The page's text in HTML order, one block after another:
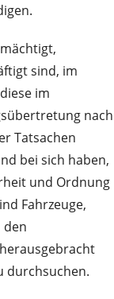
sind, im
im
nach
Tatsachen
bei sich haben,
und Ordnung
Fahrzeuge,
den
durchsuchen.